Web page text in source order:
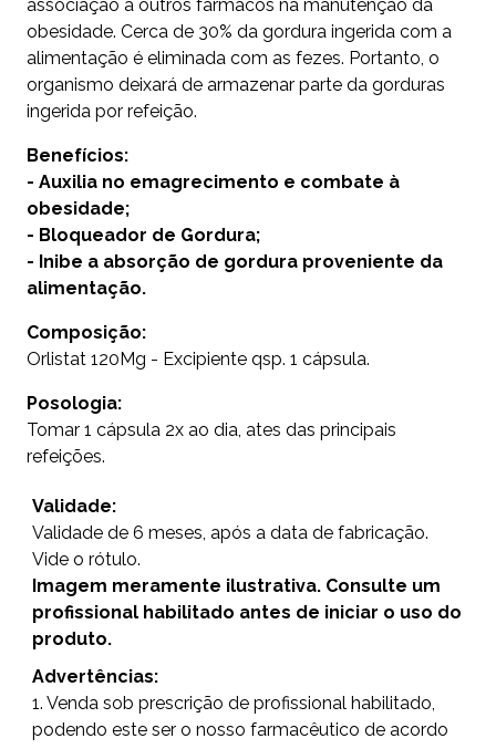
associação a outros fármacos na manutenção da
obesidade. Cerca de 30% da gordura ingerida com a
alimentação é eliminada com as fezes. Portanto, o
organismo deixará de armazenar parte da gorduras
ingerida por refeição.
Benefícios:
- Auxilia no emagrecimento e combate à
obesidade;
- Bloqueador de Gordura;
- Inibe a absorção de gordura proveniente da
alimentação.
Composição:
Orlistat 120Mg - Excipiente qsp. 1 cápsula.
Posologia:
Tomar 1 cápsula 2x ao dia, ates das principais
refeições.
Validade:
Validade de 6 meses, após a data de fabricação.
Vide o rótulo.
Imagem meramente ilustrativa. Consulte um
profissional habilitado antes de iniciar o uso do
produto.
Advertências:
1. Venda sob prescrição de profissional habilitado,
podendo este ser o nosso farmacêutico de acordo